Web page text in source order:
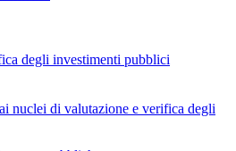
degli investimenti pubblici
nuclei di valutazione e verifica degli